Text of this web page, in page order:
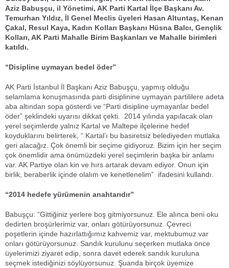
Aziz Babuşçu, il Yönetimi, AK Parti Kartal İlçe Başkanı Av.
Temurhan Yıldız, İl Genel Meclis üyeleri Hasan Altuntaş, Kenan
Çakal, Resul Kaya, Kadın Kolları Başkanı Hüsna Balcı, Gençlik
Kolları, AK Parti Mahalle Birim Başkanları ve Mahalle birimleri
katıldı.
“Disipline uymayan bedel öder”
AK Parti İstanbul İl Başkanı Aziz Babuşçu, yapmış olduğu
selamlama konuşmasında parti disiplinine uymayan partililere adeta
aba altından sopa gösterdi ve “Parti disipline uymayanlar bedel
öder” şeklindeki uyarısı dikkat çekti. 2014 yılında yapılacak olan
yerel seçimlerde yalnız Kartal ve Maltepe ilçelerine hedef
koyduklarını belirterek, “ Kartal’ı bu basiretsiz belediyeden mutlaka
geri alacağız. Çok önemli bir seçime gidiyoruz. Bizim için her seçim
çok önemlidir ama önümüzdeki yerel seçimlerin başka bir anlamı
var. AK Partiye olan kin ve hırs artarak devam ediyor. Onun için
birlik, beraberlik içinde olalım ve kenetlenelim” ifadesini kullandı.
“2014 hedefe yürümenin anahtarıdır”
Babuşçu: “Gittiğiniz yerlere boş gitmiyorsunuz. Ele alınca beni oku
dedirten broşürlerimiz var, onları götürüyorsunuz. Çevreci
poşetlerin içinde hazırlattığımız kahvemiz var, mektubumuz var
onları götürüyorsunuz. Sandık kurulunu seçerken mutlaka önce
üyelerimizi ziyaret edip, sonra davet ederek sandık kuruluna
seçmek istediğinizi söylüyorsunuz. Şuanda birçok üyemize